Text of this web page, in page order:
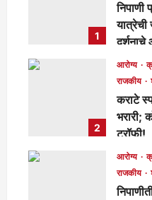
1
निपाणी
यात्रेची
मुख्य
2
आरोग्य
राजकीय
कराटे
भरारी;
ट्रॉफी!
मुख्य
आरोग्य
राजकीय